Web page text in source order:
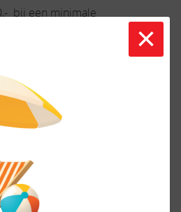
bij een minimale
maanden. Mocht u binnen 3
camper/caravan uit de
betaalt u ons een vast bedrag
van 3 maanden kunt u
er zijn er bij het te
uit de verkoop geen
ons verschuldigd, u
promotiekosten en €75,-
×